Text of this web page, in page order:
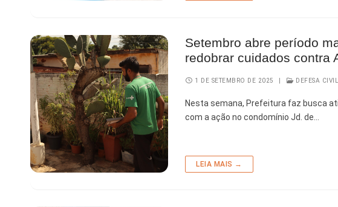
Setembro abre período
redobrar cuidados contra
1 DE SETEMBRO DE 2025 DEFESA CIVIL
Nesta semana, Prefeitura faz busca
com a ação no condomínio Jd. de…
LEIA MAIS →